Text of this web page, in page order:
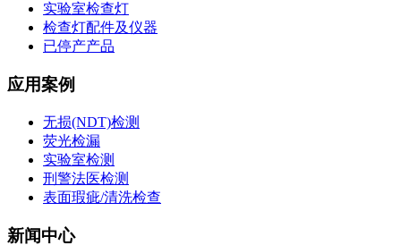
实验室检查灯
检查灯配件及仪器
已停产产品
应用案例
无损(NDT)检测
荧光检漏
实验室检测
刑警法医检测
表面瑕疵/清洗检查
新闻中心